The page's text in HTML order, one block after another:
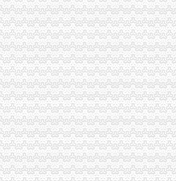
设备耗材采购项目（二次）竞争谈判公告
权制度改革项目招标公告-招标采购详-中
孟菲斯”建设开放大通道_央广网
菲斯建设开放大通道-广西新闻网
西安咸国际机场）】地址：咸市渭城区
中国孟菲斯”_欢迎访问陕西省发展和改
菲斯建设开放大通道-广西新闻网
城资质证书办理_企业资质代理_资质代办机
和宿舍楼装修工程（二期）办公设备采购项
用规划调整完善招标公告-中国采招网
照一码”外商营业执照_新闻中心_赢商网
自贸区时代_陕西频道_凤凰网
带宽升级3招标公告-中国采招网